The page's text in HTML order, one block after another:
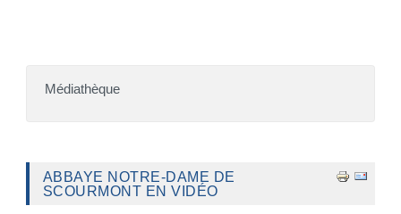
Médiathèque
ABBAYE NOTRE-DAME DE
SCOURMONT EN VIDÉO